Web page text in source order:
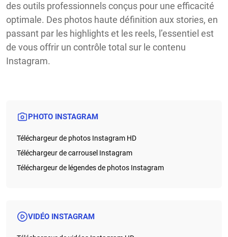
des outils professionnels conçus pour une efficacité
optimale. Des photos haute définition aux stories, en
passant par les highlights et les reels, l’essentiel est
de vous offrir un contrôle total sur le contenu
Instagram.
PHOTO INSTAGRAM
Téléchargeur de photos Instagram HD
Téléchargeur de carrousel Instagram
Téléchargeur de légendes de photos Instagram
VIDÉO INSTAGRAM